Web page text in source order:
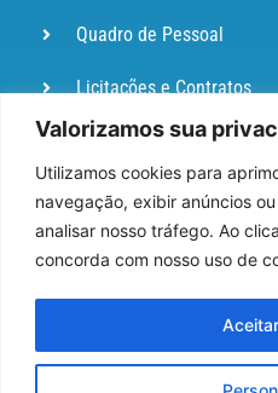
Valorizamos sua
Utilizamos cookies para
navegação, exibir anúncios
analisar nosso tráfego. Ao
concorda com nosso uso de
Quadro de Pessoal
Licitações e Contratos
Portal de
Ouvidoria
DIÁRIO
OFICIAL
Pesquisa de Satisfação
Webmail